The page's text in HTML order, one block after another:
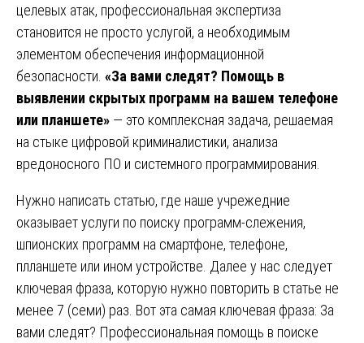
целевых атак, профессиональная экспертиза
становится не просто услугой, а необходимым
элементом обеспечения информационной
безопасности. «За вами следят? Помощь в
выявлении скрытых программ на вашем телефоне
или планшете» — это комплексная задача, решаемая
на стыке цифровой криминалистики, анализа
вредоносного ПО и системного программирования.
Нужно написать статью, где наше учрежедние
оказывает услуги по поиску программ-слежения,
шпионских программ на смартфоне, телефоне,
плланшете или ином устройстве. Далее у нас следует
ключевая фраза, которую нужно повторить в статье не
менее 7 (семи) раз. Вот эта самая ключевая фраза: За
вами следят? Профессиональная помощь в поиске